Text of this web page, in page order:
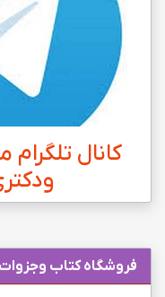
کانال
فروشگاه کتاب وجزوات